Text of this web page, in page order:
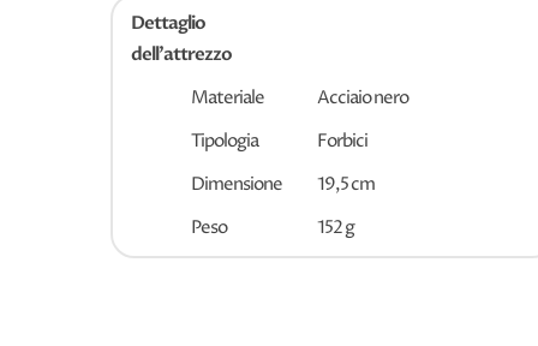
Dettaglio
dell'attrezzo
Materiale
Acciaio nero
Tipologia
Forbici
Dimensione
19,5 cm
Peso
152 g